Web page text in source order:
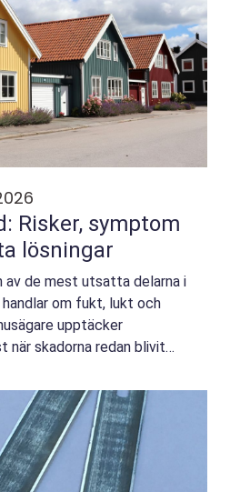
Risker, symptom
lösningar
av de mest utsatta delarna i
om fukt, lukt och
upptäcker
när skadorna redan blivit